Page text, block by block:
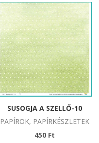
SUSOGJA A SZELLŐ-10
PAPÍROK, PAPÍRKÉSZLETEK
450 Ft